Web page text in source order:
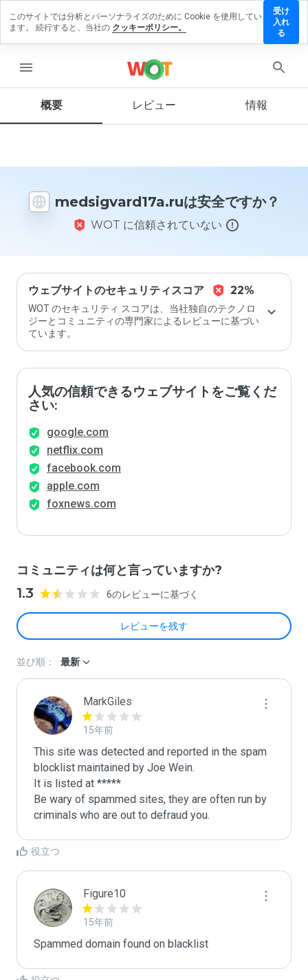
menu
概要 レビュー 情報
medsigvard17a.ruは安全ですか？
WOT に信頼されていない
ウェブサイトのセキュリティスコア 22%
WOT のセキュリティ スコアは、当社独自のテクノロ
ジーとコミュニティの専門家によるレビューに基づい
ています。
人気の信頼できるウェブサイトをご覧くだ
さい:
google.com
netflix.com
facebook.com
apple.com
foxnews.com
コミュニティは何と言っていますか?
1.3 6のレビューに基づく
レビューを残す
ューを残
この
イト
から
価し
ます
か？
並び順： 最新
MarkGiles
15年前
This site was detected and reported in the spam
blocklist maintained by Joe Wein.
It is listed at *****
Be wary of spammed sites, they are often run by
criminals who are out to defraud you.
役立つ
Figure10
15年前
Spammed domain found on blacklist
このサイトでは分析とパーソナライズのために Cookie を使用してい
ます。 続行すると、当社の クッキーポリシー。
受け
入れ
る